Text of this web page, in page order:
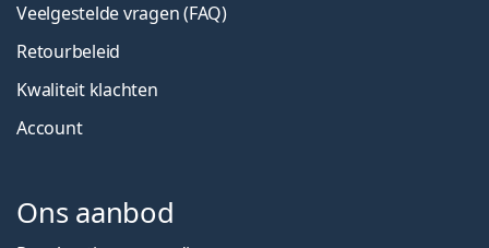
Veelgestelde vragen (FAQ)
Retourbeleid
Kwaliteit klachten
Account
Ons aanbod